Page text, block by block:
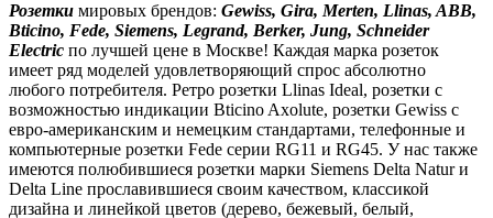
Розетки мировых брендов: Gewiss, Gira, Merten, Llinas, ABB,
Bticino, Fede, Siemens, Legrand, Berker, Jung, Schneider
Electric по лучшей цене в Москве! Каждая марка розеток
имеет ряд моделей удовлетворяющий спрос абсолютно
любого потребителя. Ретро розетки Llinas Ideal, розетки с
возможностью индикации Bticino Axolute, розетки Gewiss с
евро-американским и немецким стандартами, телефонные и
компьютерные розетки Fede серии RG11 и RG45. У нас также
имеются полюбившиеся розетки марки Siemens Delta Natur и
Delta Line прославившиеся своим качеством, классикой
дизайна и линейкой цветов (дерево, бежевый, белый,